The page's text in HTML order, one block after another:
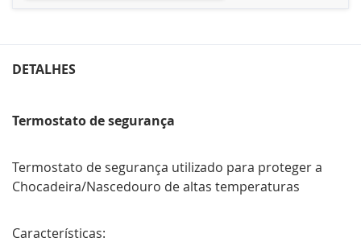
DETALHES
Termostato de segurança
Termostato de segurança utilizado para proteger a
Chocadeira/Nascedouro de altas temperaturas
Características: